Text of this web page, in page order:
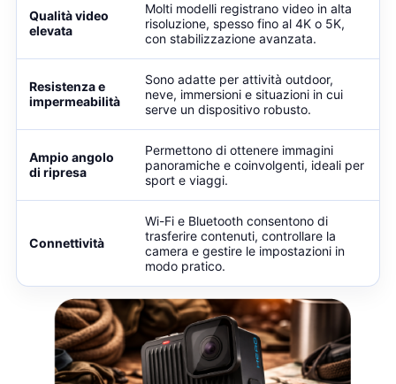
Qualità video
elevata
Molti modelli registrano video in alta
risoluzione, spesso fino al 4K o 5K,
con stabilizzazione avanzata.
Resistenza e
impermeabilità
Sono adatte per attività outdoor,
neve, immersioni e situazioni in cui
serve un dispositivo robusto.
Ampio angolo
di ripresa
Permettono di ottenere immagini
panoramiche e coinvolgenti, ideali per
sport e viaggi.
Connettività
Wi-Fi e Bluetooth consentono di
trasferire contenuti, controllare la
camera e gestire le impostazioni in
modo pratico.